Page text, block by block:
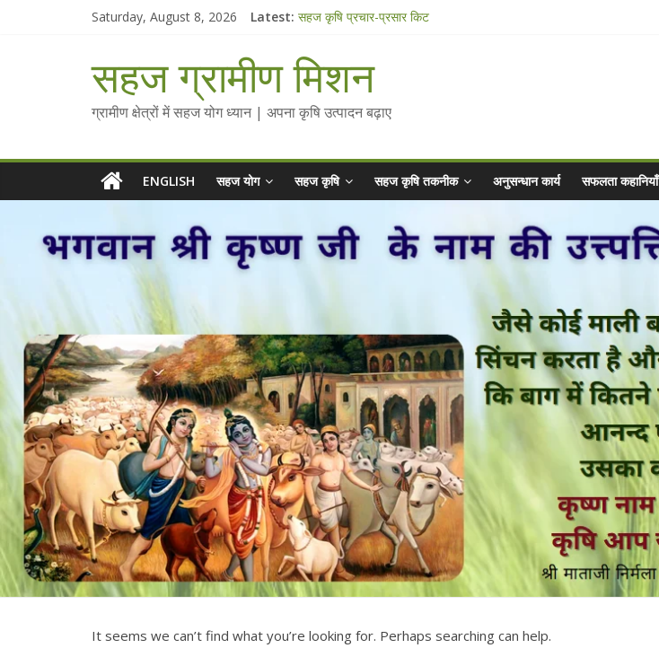
Saturday, August 8, 2026 Latest: सहज कृषि प्रचार-प्रसार किट
Standee Designs @ 2025 for Sahaj Krishi Promotions
Chalo Gaon Ki Or Abhiyaan - 2025-26
Collected Talks on Vibrated Water
सहज ग्रामीण मिशन
ग्रामीण क्षेत्रों में सहज योग ध्यान | अपना कृषि उत्पादन बढ़ाए
ENGLISH सहज योग सहज कृषि सहज कृषि तकनीक अनुसन्धान कार्य सफलता कहानियाँ
It seems we can’t find what you’re looking for. Perhaps searching can help.